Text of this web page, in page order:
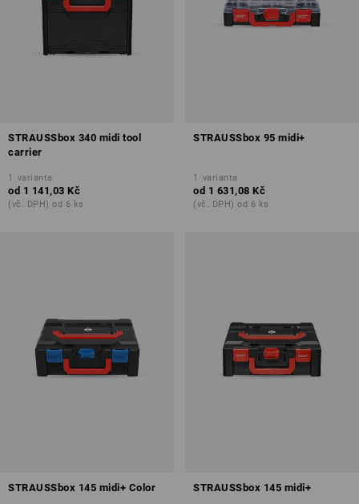
STRAUSSbox 340 midi tool
carrier
1 varianta
od 1 141,03 Kč
(vč. DPH) od 6 ks
STRAUSSbox 95 midi+
1 varianta
od 1 631,08 Kč
(vč. DPH) od 6 ks
STRAUSSbox 145 midi+ Color STRAUSSbox 145 midi+